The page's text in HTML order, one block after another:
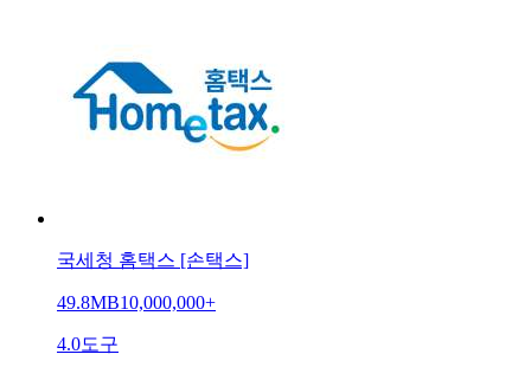
국세청 홈택스 [손택스]
49.8MB10,000,000+
4.0도구